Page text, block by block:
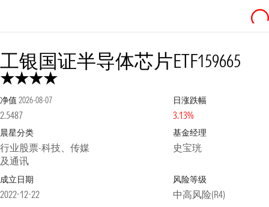
工银国证半导体芯片ETF159665
净值 2026-08-07
2.5487
日涨跌幅
3.13%
晨星分类
行业股票-科技、传媒
及通讯
基金经理
史宝珖
成立日期
2022-12-22
风险等级
中高风险(R4)